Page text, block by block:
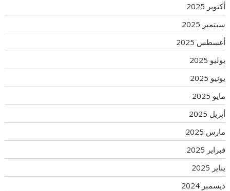
أكتوبر 2025
سبتمبر 2025
أغسطس 2025
يوليو 2025
يونيو 2025
مايو 2025
أبريل 2025
مارس 2025
فبراير 2025
يناير 2025
ديسمبر 2024